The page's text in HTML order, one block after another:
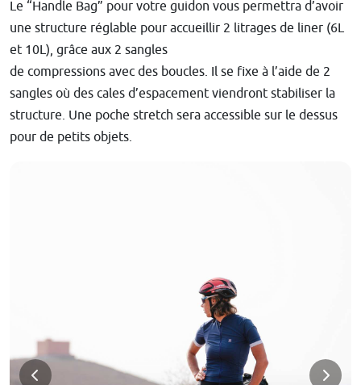
Le “Handle Bag” pour votre guidon vous permettra d’avoir
une structure réglable pour accueillir 2 litrages de liner (6L
et 10L), grâce aux 2 sangles
de compressions avec des boucles. Il se fixe à l’aide de 2
sangles où des cales d’espacement viendront stabiliser la
structure. Une poche stretch sera accessible sur le dessus
pour de petits objets.